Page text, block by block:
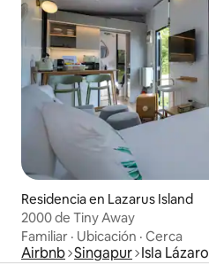
Residencia en Lazarus Island
2000 de Tiny Away
Familiar · Ubicación · Cerca
Airbnb Singapur Isla Lázaro